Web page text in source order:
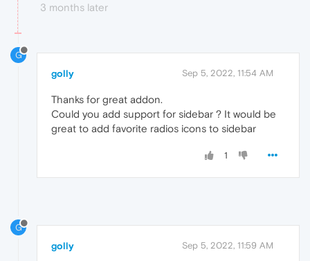
3 months later
G
golly Sep 5, 2022, 11:54 AM
Thanks for great addon.
Could you add support for sidebar ? It would be
great to add favorite radios icons to sidebar
1
G
golly Sep 5, 2022, 11:59 AM